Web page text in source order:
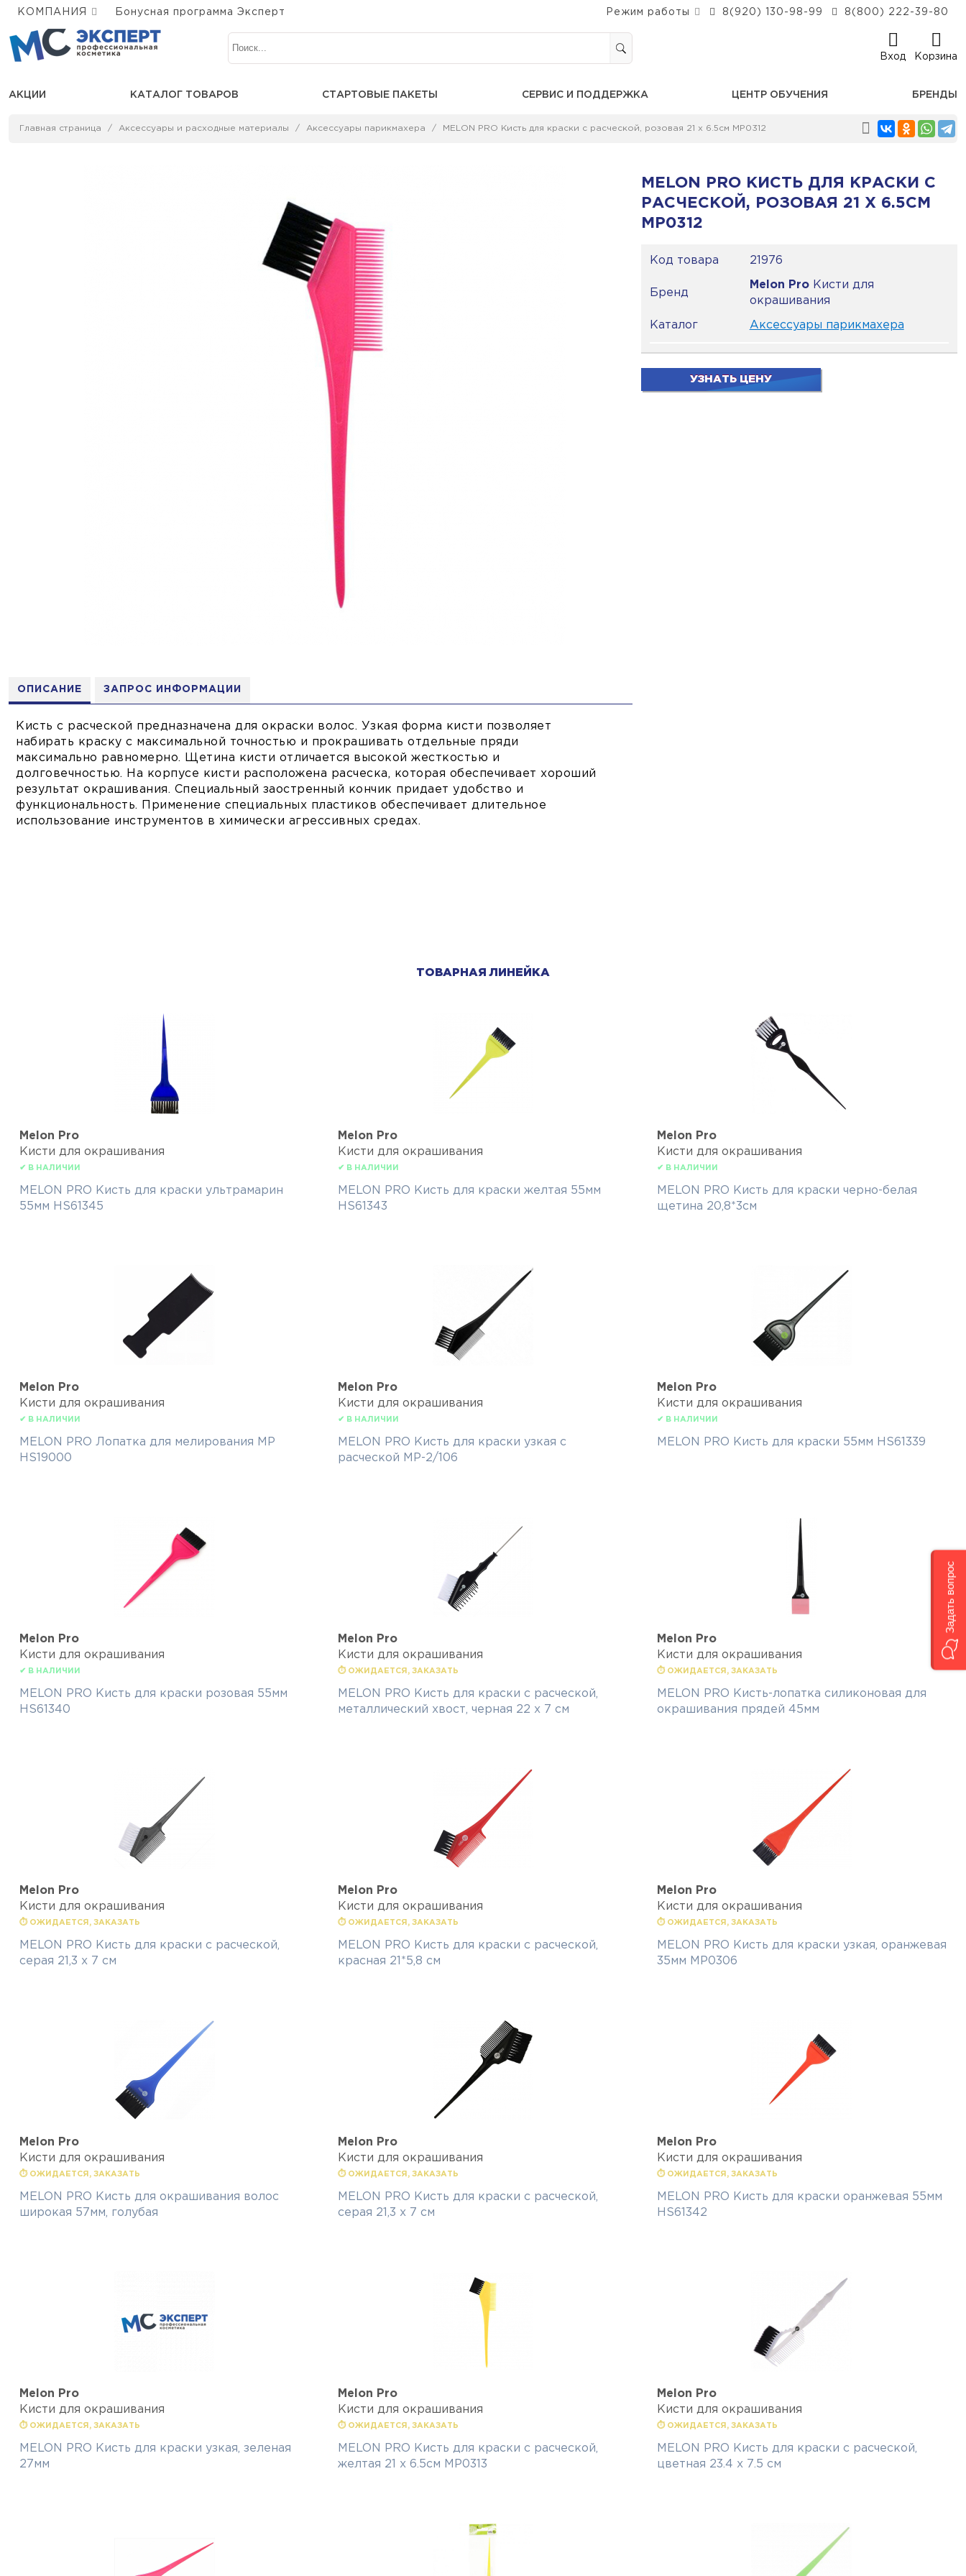
КОМПАНИЯ Бонусная программа Эксперт Режим работы 8(920) 130-98-99 8(800) 222-39-80
Вход Корзина
АКЦИИ КАТАЛОГ ТОВАРОВ СТАРТОВЫЕ ПАКЕТЫ СЕРВИС И ПОДДЕРЖКА ЦЕНТР ОБУЧЕНИЯ БРЕНДЫ
Главная страница Аксессуары и расходные материалы Аксессуары парикмахера MELON PRO Кисть для краски с расческой, розовая 21 х 6.5см MP0312
ОПИСАНИЕ ЗАПРОС ИНФОРМАЦИИ
Кисть с расческой предназначена для окраски волос. Узкая форма кисти позволяет
набирать краску с максимальной точностью и прокрашивать отдельные пряди
максимально равномерно. Щетина кисти отличается высокой жесткостью и
долговечностью. На корпусе кисти расположена расческа, которая обеспечивает хороший
результат окрашивания. Специальный заостренный кончик придает удобство и
функциональность. Применение специальных пластиков обеспечивает длительное
использование инструментов в химически агрессивных средах.
MELON PRO КИСТЬ ДЛЯ КРАСКИ С
РАСЧЕСКОЙ, РОЗОВАЯ 21 Х 6.5СМ
MP0312
Код товара 21976
Бренд
Melon ProКисти для
окрашивания
Каталог Аксессуары парикмахера
УЗНАТЬ ЦЕНУ
ТОВАРНАЯ ЛИНЕЙКА
Melon Pro
Кисти для окрашивания
✔ В НАЛИЧИИ
MELON PRO Кисть для краски ультрамарин
55мм HS61345
Melon Pro
Кисти для окрашивания
✔ В НАЛИЧИИ
MELON PRO Кисть для краски желтая 55мм
HS61343
Melon Pro
Кисти для окрашивания
✔ В НАЛИЧИИ
MELON PRO Кисть для краски черно-белая
щетина 20,8*3см
Melon Pro
Кисти для окрашивания
✔ В НАЛИЧИИ
MELON PRO Лопатка для мелирования МР
HS19000
Melon Pro
Кисти для окрашивания
✔ В НАЛИЧИИ
MELON PRO Кисть для краски узкая с
расческой MP-2/106
Melon Pro
Кисти для окрашивания
✔ В НАЛИЧИИ
MELON PRO Кисть для краски 55мм HS61339
Melon Pro
Кисти для окрашивания
✔ В НАЛИЧИИ
MELON PRO Кисть для краски розовая 55мм
HS61340
Melon Pro
Кисти для окрашивания
⏱ ОЖИДАЕТСЯ, ЗАКАЗАТЬ
MELON PRO Кисть для краски с расческой,
металлический хвост, черная 22 х 7 см
Melon Pro
Кисти для окрашивания
⏱ ОЖИДАЕТСЯ, ЗАКАЗАТЬ
MELON PRO Кисть-лопатка силиконовая для
окрашивания прядей 45мм
Melon Pro
Кисти для окрашивания
⏱ ОЖИДАЕТСЯ, ЗАКАЗАТЬ
MELON PRO Кисть для краски с расческой,
серая 21,3 х 7 см
Melon Pro
Кисти для окрашивания
⏱ ОЖИДАЕТСЯ, ЗАКАЗАТЬ
MELON PRO Кисть для краски с расческой,
красная 21*5,8 см
Melon Pro
Кисти для окрашивания
⏱ ОЖИДАЕТСЯ, ЗАКАЗАТЬ
MELON PRO Кисть для краски узкая, оранжевая
35мм MP0306
Melon Pro
Кисти для окрашивания
⏱ ОЖИДАЕТСЯ, ЗАКАЗАТЬ
MELON PRO Кисть для окрашивания волос
широкая 57мм, голубая
Melon Pro
Кисти для окрашивания
⏱ ОЖИДАЕТСЯ, ЗАКАЗАТЬ
MELON PRO Кисть для краски с расческой,
серая 21,3 х 7 см
Melon Pro
Кисти для окрашивания
⏱ ОЖИДАЕТСЯ, ЗАКАЗАТЬ
MELON PRO Кисть для краски оранжевая 55мм
HS61342
Melon Pro
Кисти для окрашивания
⏱ ОЖИДАЕТСЯ, ЗАКАЗАТЬ
MELON PRO Кисть для краски узкая, зеленая
27мм
Melon Pro
Кисти для окрашивания
⏱ ОЖИДАЕТСЯ, ЗАКАЗАТЬ
MELON PRO Кисть для краски с расческой,
желтая 21 х 6.5см MP0313
Melon Pro
Кисти для окрашивания
⏱ ОЖИДАЕТСЯ, ЗАКАЗАТЬ
MELON PRO Кисть для краски с расческой,
цветная 23.4 х 7.5 см
Задать вопрос